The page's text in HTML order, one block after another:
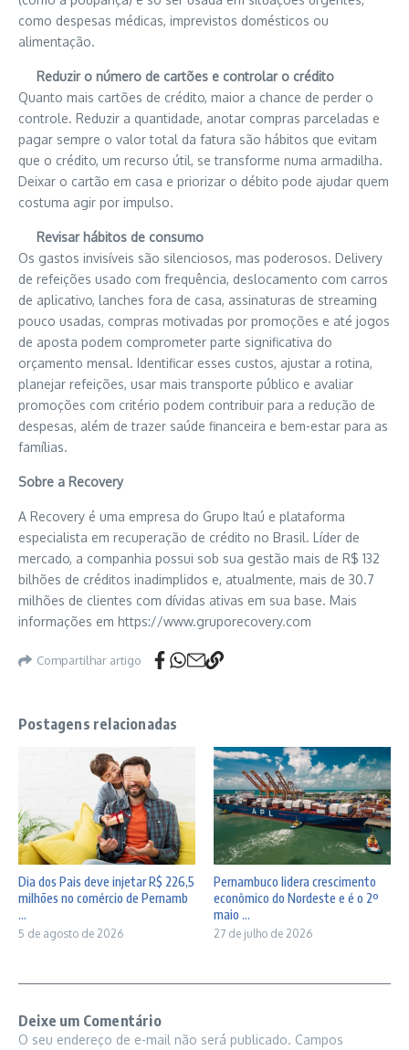
como despesas médicas, imprevistos domésticos ou
alimentação.
Reduzir o número de cartões e controlar o crédito
Quanto mais cartões de crédito, maior a chance de perder o
controle. Reduzir a quantidade, anotar compras parceladas e
pagar sempre o valor total da fatura são hábitos que evitam
que o crédito, um recurso útil, se transforme numa armadilha.
Deixar o cartão em casa e priorizar o débito pode ajudar quem
costuma agir por impulso.
Revisar hábitos de consumo
Os gastos invisíveis são silenciosos, mas poderosos. Delivery
de refeições usado com frequência, deslocamento com carros
de aplicativo, lanches fora de casa, assinaturas de streaming
pouco usadas, compras motivadas por promoções e até jogos
de aposta podem comprometer parte significativa do
orçamento mensal. Identificar esses custos, ajustar a rotina,
planejar refeições, usar mais transporte público e avaliar
promoções com critério podem contribuir para a redução de
despesas, além de trazer saúde financeira e bem-estar para as
famílias.
Sobre a Recovery
A Recovery é uma empresa do Grupo Itaú e plataforma
especialista em recuperação de crédito no Brasil. Líder de
mercado, a companhia possui sob sua gestão mais de R$ 132
bilhões de créditos inadimplidos e, atualmente, mais de 30.7
milhões de clientes com dívidas ativas em sua base. Mais
informações em https://www.gruporecovery.com
Compartilhar artigo
Postagens relacionadas
Dia dos Pais deve injetar R$ 226,5
milhões no comércio de Pernamb
...
5 de agosto de 2026
Pernambuco lidera crescimento
econômico do Nordeste e é o 2º
maio ...
27 de julho de 2026
Deixe um Comentário
O seu endereço de e-mail não será publicado. Campos